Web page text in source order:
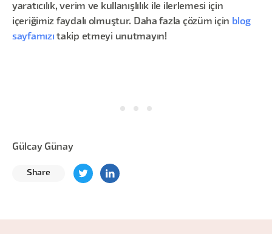
yaratıcılık, verim ve kullanışlılık ile ilerlemesi için
içeriğimiz faydalı olmuştur. Daha fazla çözüm için blog
sayfamızı takip etmeyi unutmayın!
Gülcay Günay
Share